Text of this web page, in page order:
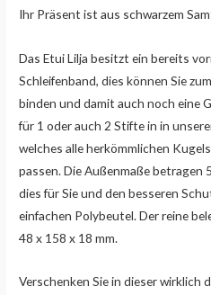
Ihr Präsent ist aus schwarzem
Das Etui Lilja besitzt ein bereits
Schleifenband, dies können Sie
binden und damit auch noch eine
für 1 oder auch 2 Stifte in in
welches alle herkömmlichen
passen. Die Außenmaße betragen
dies für Sie und den besseren
einfachen Polybeutel. Der reine
48 x 158 x 18 mm.
Verschenken Sie in dieser wirklich